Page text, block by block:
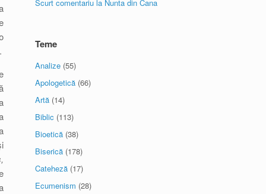
Scurt comentariu la Nunta din Cana
Teme
Analize (55)
Apologetică (66)
Artă (14)
Biblic (113)
Bioetică (38)
Biserică (178)
Cateheză (17)
Ecumenism (28)